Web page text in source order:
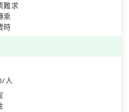
難求
乘
時
人